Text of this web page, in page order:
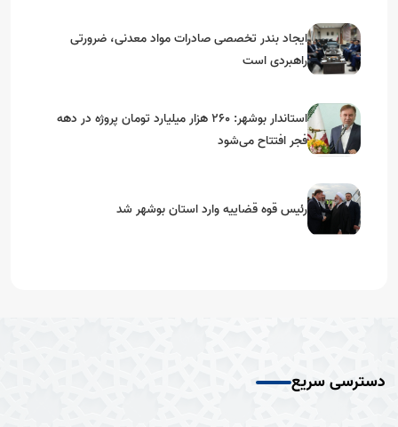
ایجاد بندر تخصصی صادرات مواد معدنی، ضرورتی
راهبردی است
استاندار بوشهر: ۲۶۰ هزار میلیارد تومان پروژه در دهه
فجر افتتاح می‌شود
رئیس قوه قضاییه وارد استان بوشهر شد
دسترسی سریع